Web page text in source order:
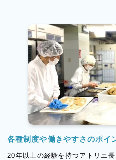
各種制度や働きやすさのポイ
20年以上の経験を持つアトリエ